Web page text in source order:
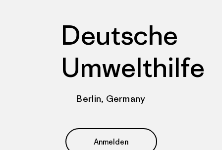
Deutsche
Umwelthilfe
Berlin, Germany
Anmelden